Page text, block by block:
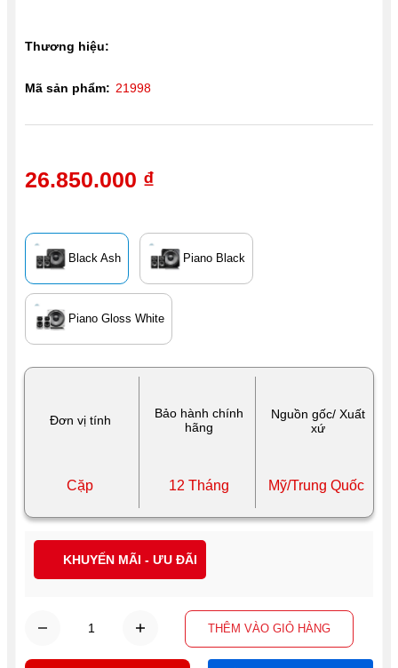
Đơn vị tính
Bảo hành chính
hãng
Nguồn gốc/ Xuất
xứ
Cặp 12 Tháng Mỹ/Trung Quốc
Black Ash Piano Black
Piano Gloss White
THÊM VÀO GIỎ HÀNG
26.850.000 ₫
Thương hiệu:
Mã sản phẩm: 21998
KHUYẾN MÃI - ƯU ĐÃI